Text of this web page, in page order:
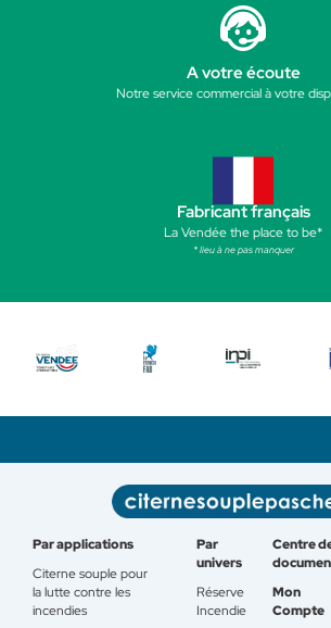
A votre écoute
Notre service commercial à votre
Fabricant français
La Vendée the place to be*
* lieu à ne pas manquer
Par applications
Citerne souple pour
la lutte contre les
incendies
Par
univers
Réserve
Incendie
Centre
Mon
Compte